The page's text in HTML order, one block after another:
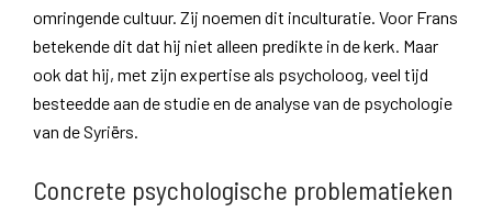
omringende cultuur. Zij noemen dit inculturatie. Voor Frans
betekende dit dat hij niet alleen predikte in de kerk. Maar
ook dat hij, met zijn expertise als psycholoog, veel tijd
besteedde aan de studie en de analyse van de psychologie
van de Syriërs.
Concrete psychologische problematieken